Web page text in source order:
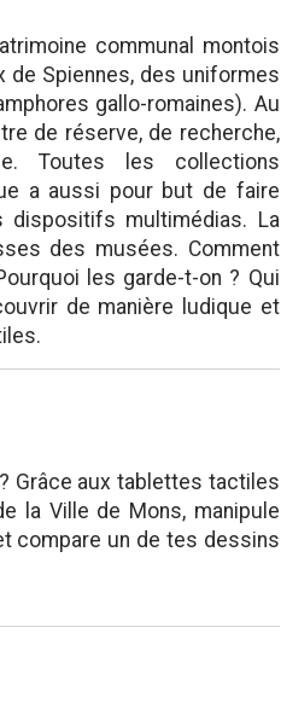
communal montois
de Spiennes, des uniformes
gallo-romaines). Au
de réserve, de recherche,
Toutes les collections
a aussi pour but de faire
dispositifs multimédias. La
des musées. Comment
les garde-t-on ? Qui
de manière ludique et
Grâce aux tablettes tactiles
la Ville de Mons, manipule
compare un de tes dessins